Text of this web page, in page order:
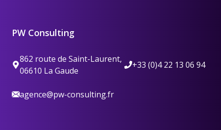
PW Consulting
862 route de Saint-Laurent,
06610 La Gaude
+33 (0)4 22 13 06 94
agence@pw-consulting.fr